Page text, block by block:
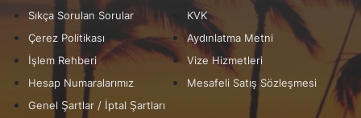
Sıkça Sorulan Sorular
KVK
Çerez Politikası
Aydınlatma Metni
İşlem Rehberi
Vize Hizmetleri
Hesap Numaralarımız
Mesafeli Satış Sözleşmesi
Genel Şartlar / İptal Şartları